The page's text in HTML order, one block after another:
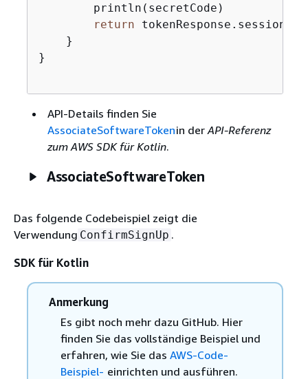
        println(secretCode)
return tokenResponse.session
    }
}
API-Details finden Sie
AssociateSoftwareTokenin derAPI-Referenz
zum AWS SDK für Kotlin.
AssociateSoftwareToken
Das folgende Codebeispiel zeigt die
Verwendung ConfirmSignUp .
SDK für Kotlin
Anmerkung
Es gibt noch mehr dazu GitHub. Hier
finden Sie das vollständige Beispiel und
erfahren, wie Sie das AWS-Code-
Beispiel- einrichten und ausführen.